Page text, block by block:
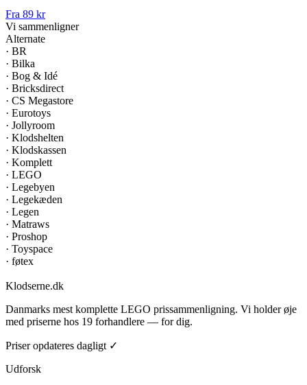
Fra 89 kr
Vi sammenligner
Alternate
· BR
· Bilka
· Bog & Idé
· Bricksdirect
· CS Megastore
· Eurotoys
· Jollyroom
· Klodshelten
· Klodskassen
· Komplett
· LEGO
· Legebyen
· Legekæden
· Legen
· Matraws
· Proshop
· Toyspace
· føtex
Klodserne.dk
Danmarks mest komplette LEGO prissammenligning. Vi holder øje
med priserne hos 19 forhandlere — for dig.
Priser opdateres dagligt ✓
Udforsk